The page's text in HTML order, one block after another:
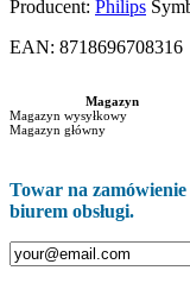
Producent: Philips
EAN: 8718696708316
Magazyn
Magazyn wysyłkowy
Magazyn główny
Towar na
biurem obsługi.